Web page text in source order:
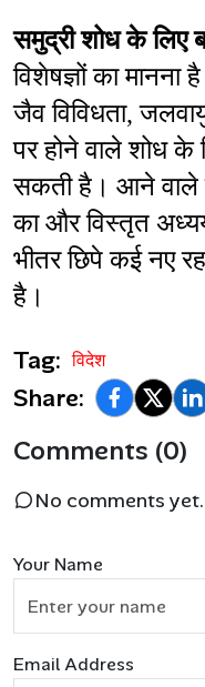
समुद्री शोध के लिए
विशेषज्ञों का मानना
जैव विविधता,
पर होने वाले शोध के
सकती है। आने वाले
का और विस्तृत
भीतर छिपे कई नए
है।
Tag: विदेश
Share:
Comments (0)
No comments
Your Name
Email Address